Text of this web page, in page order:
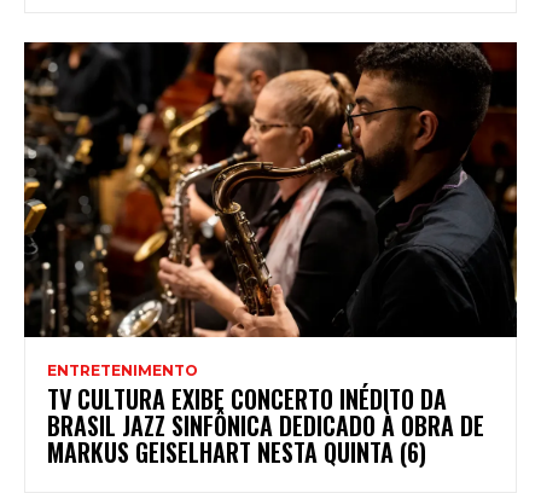
ENTRETENIMENTO
TV CULTURA EXIBE CONCERTO INÉDITO DA
BRASIL JAZZ SINFÔNICA DEDICADO À OBRA DE
MARKUS GEISELHART NESTA QUINTA (6)